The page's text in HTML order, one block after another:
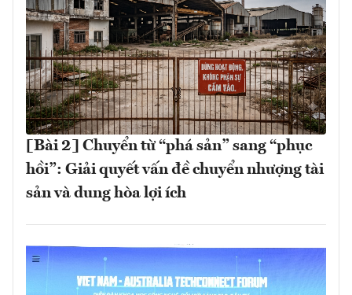
[Bài 2] Chuyển từ “phá sản” sang “phục
hồi”: Giải quyết vấn đề chuyển nhượng tài
sản và dung hòa lợi ích